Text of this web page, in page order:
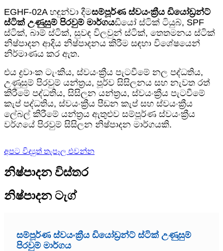
EGHF-02A හඳුන්වා දීමසම්පූර්ණ ස්වයංක්‍රීය ඩියෝඩ්‍රන්ට්
ස්ටික් උණුසුම් පිරවුම් මාර්ගයඩියෝ ස්ටික් ටියුබ්, SPF
ස්ටික්, බාම් ස්ටික්, සුවඳ විලවුන් ස්ටික්, තෙතමනය ස්ටික්
නිෂ්පාදන ආදිය නිෂ්පාදනය කිරීම සඳහා විශේෂයෙන්
නිර්මාණය කර ඇත.
එය ද්‍රවාංක ටැංකිය, ස්වයංක්‍රීය පැටවීමේ නල පද්ධතිය,
උණුසුම් පිරවුම් යන්ත්‍රය, පූර්ව සිසිලනය සහ නැවත රත්
කිරීමේ පද්ධතිය, සිසිලන යන්ත්‍රය, ස්වයංක්‍රීය පැටවීමේ
කැප් පද්ධතිය, ස්වයංක්‍රීය පීඩන කැප් සහ ස්වයංක්‍රීය
ලේබල් කිරීමේ යන්ත්‍රය ඇතුළුව සම්පූර්ණ ස්වයංක්‍රීය
වර්ගයේ පිරවුම් සිසිලන නිෂ්පාදන මාර්ගයකි.
අපට විද්‍යුත් තැපෑල එවන්න
නිෂ්පාදන විස්තර
නිෂ්පාදන ටැග්
සම්පූර්ණ ස්වයංක්‍රීය ඩියෝඩ්‍රන්ට් ස්ටික් උණුසුම්
පිරවුම් මාර්ගය